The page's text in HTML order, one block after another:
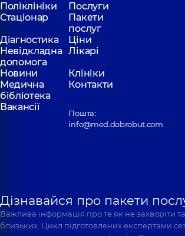
Поліклініки
Послуги
Стаціонар
Пакети
послуг
Діагностика
Ціни
Невідкладна
допомога
Лікарі
Новини
Клініки
Медична
бібліотека
Контакти
Вакансії
Пошта:
info@med.dobrobut.com
Дізнавайся про пакети
Важлива інформація про те як не захворіти
близьких. Цикл підготовлених експертами